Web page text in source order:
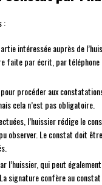
:
intéressée auprès de
faite par écrit, par téléphone
procéder aux
cela n’est pas obligatoire.
l’huissier rédige le
observer. Le constat doit
l’huissier, qui peut
signature confère au